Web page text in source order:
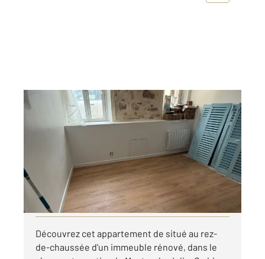
MANTES LA JOLIE 78
2, 1 pièce
Ref : 5791
Appartement Studio à louer
530 €
par mois charges comprises
Visiter le site dédié
Découvrez cet appartement de situé au rez-
de-chaussée d'un immeuble rénové, dans le